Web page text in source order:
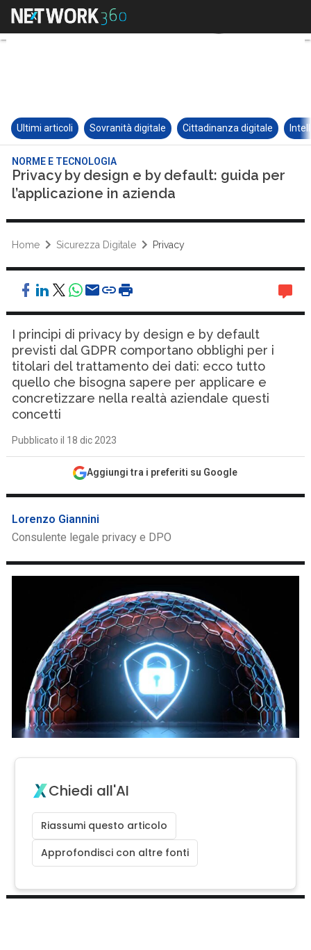
Ultimi articoli Sovranità digitale Cittadinanza digitale
NORME E TECNOLOGIA
Privacy by design e by default: guida per
l’applicazione in azienda
Home Sicurezza Digitale Privacy
I principi di privacy by design e by default
previsti dal GDPR comportano obblighi per i
titolari del trattamento dei dati: ecco tutto
quello che bisogna sapere per applicare e
concretizzare nella realtà aziendale questi
concetti
Pubblicato il 18 dic 2023
Aggiungi tra i preferiti su Google
Lorenzo Giannini
Consulente legale privacy e DPO
Chiedi all'AI
Riassumi questo articolo
Approfondisci con altre fonti